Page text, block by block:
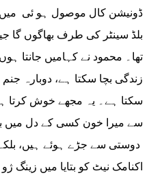
ڈونیشن کال موصول ہو ئی
بلڈ سینٹر کی طرف بھاگوں گا
تھا۔ محمود نے کہامیں جانتا
زندگی بچا سکتا ہے، دوبارہ
سکتا ہے۔ یہ مجھے خوش کرتا
سے میرا خون کسی کے دل میں
دوستی سے جڑے ہوئے ہیں،
اکنامک نیٹ کو بتایا میں زینگ